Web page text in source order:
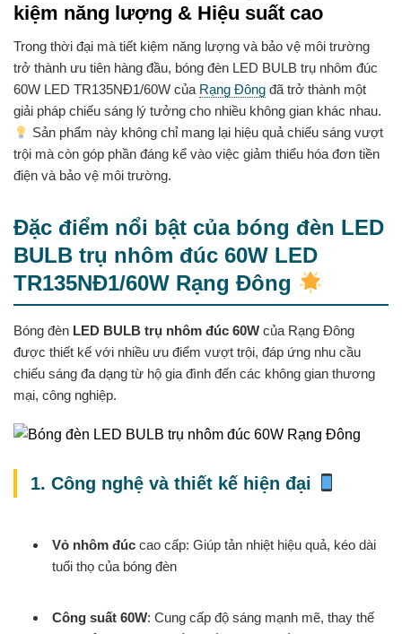
kiệm năng lượng & Hiệu suất cao
Trong thời đại mà tiết kiệm năng lượng và bảo vệ môi trường
trở thành ưu tiên hàng đầu, bóng đèn LED BULB trụ nhôm đúc
60W LED TR135NĐ1/60W của Rạng Đông đã trở thành một
giải pháp chiếu sáng lý tưởng cho nhiều không gian khác nhau.
Sản phẩm này không chỉ mang lại hiệu quả chiếu sáng vượt
trội mà còn góp phần đáng kể vào việc giảm thiểu hóa đơn tiền
điện và bảo vệ môi trường.
Đặc điểm nổi bật của bóng đèn LED
BULB trụ nhôm đúc 60W LED
TR135NĐ1/60W Rạng Đông
Bóng đèn LED BULB trụ nhôm đúc 60W của Rạng Đông
được thiết kế với nhiều ưu điểm vượt trội, đáp ứng nhu cầu
chiếu sáng đa dạng từ hộ gia đình đến các không gian thương
mại, công nghiệp.
1. Công nghệ và thiết kế hiện đại
Vỏ nhôm đúccao cấp: Giúp tản nhiệt hiệu quả, kéo dài
tuổi thọ của bóng đèn
Công suất 60W: Cung cấp độ sáng mạnh mẽ, thay thế